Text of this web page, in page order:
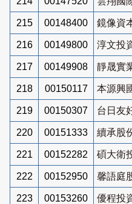
215 00148400 鏡像資
216 00149800 淳文投
217 00149908 靜晟實
218 00150117 本源興
219 00150307 台日友
220 00151333 續承股
221 00152282 碩大衛
222 00152950 馨語庭
223 00153260 優程投